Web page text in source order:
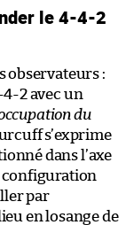
le 4-4-2
observateurs :
2 avec un
du
s’exprime
dans l’axe
configuration
par
en losange de